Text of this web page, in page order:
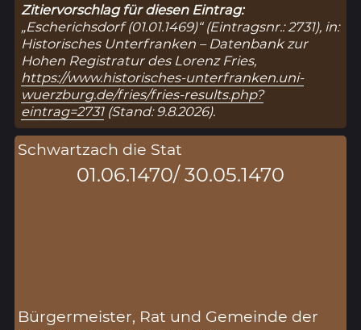
Zitiervorschlag für diesen Eintrag:
„Escherichsdorf (01.01.1469)“ (Eintragsnr.: 2731), in:
Historisches Unterfranken – Datenbank zur
Hohen Registratur des Lorenz Fries,
https://www.historisches-unterfranken.uni-
wuerzburg.de/fries/fries-results.php?
eintrag=2731(Stand: 9.8.2026).
Schwartzach die Stat
01.06.1470/ 30.05.1470
Bürgermeister, Rat und Gemeinde der